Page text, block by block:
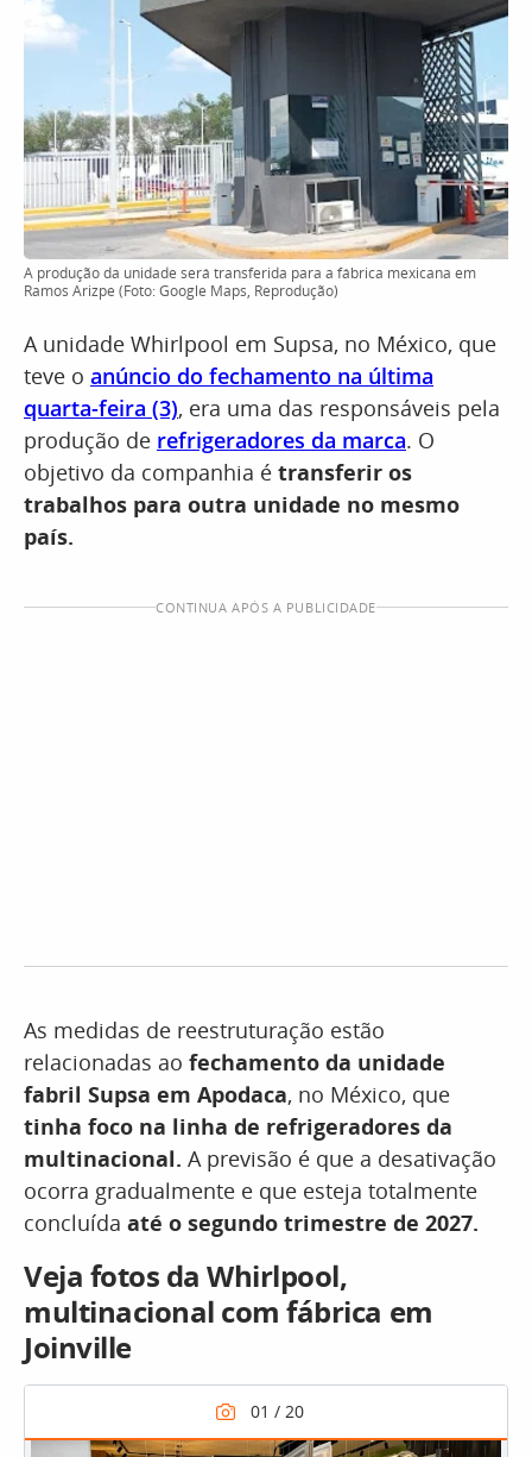
A produção da unidade será transferida para a fábrica mexicana em
Ramos Arizpe (Foto: Google Maps, Reprodução)
A unidade Whirlpool em Supsa, no México, que
teve o anúncio do fechamento na última
quarta-feira (3), era uma das responsáveis pela
produção de refrigeradores da marca. O
objetivo da companhia é transferir os
trabalhos para outra unidade no mesmo
país.
CONTINUA APÓS A PUBLICIDADE
As medidas de reestruturação estão
relacionadas ao fechamento da unidade
fabril Supsa em Apodaca, no México, que
tinha foco na linha de refrigeradores da
multinacional. A previsão é que a desativação
ocorra gradualmente e que esteja totalmente
concluída até o segundo trimestre de 2027.
Veja fotos da Whirlpool,
multinacional com fábrica em
Joinville